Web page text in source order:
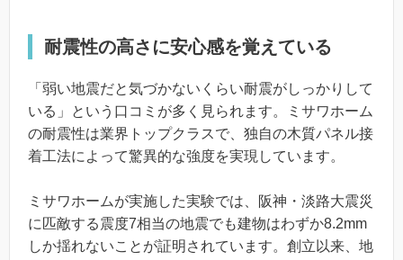
耐震性の高さに安心感を覚えている
「弱い地震だと気づかないくらい耐震がしっかりして
いる」という口コミが多く見られます。ミサワホーム
の耐震性は業界トップクラスで、独自の木質パネル接
着工法によって驚異的な強度を実現しています。
ミサワホームが実施した実験では、阪神・淡路大震災
に匹敵する震度7相当の地震でも建物はわずか8.2mm
しか揺れないことが証明されています。創立以来、地